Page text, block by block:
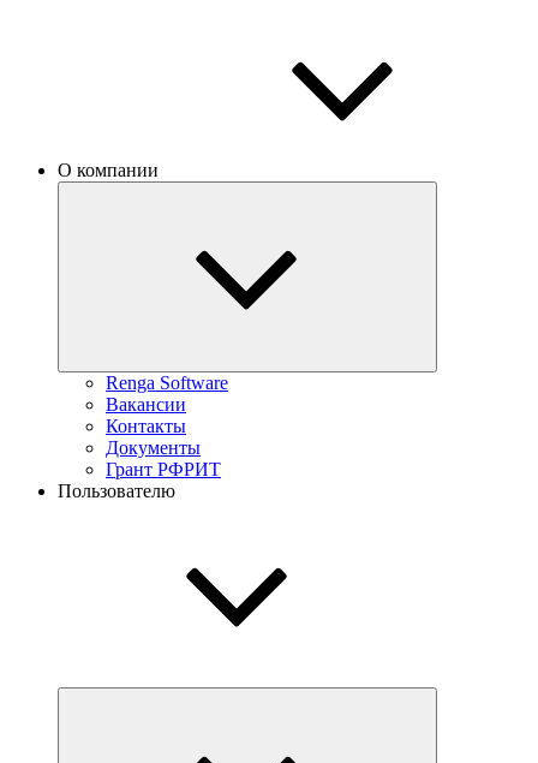
О компании
Renga Software
Вакансии
Контакты
Документы
Грант РФРИТ
Пользователю